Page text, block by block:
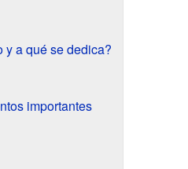
y a qué se dedica?
importantes